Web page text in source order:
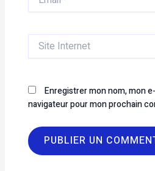
Site
Internet
Enregistrer mon nom, mon
navigateur pour mon prochain